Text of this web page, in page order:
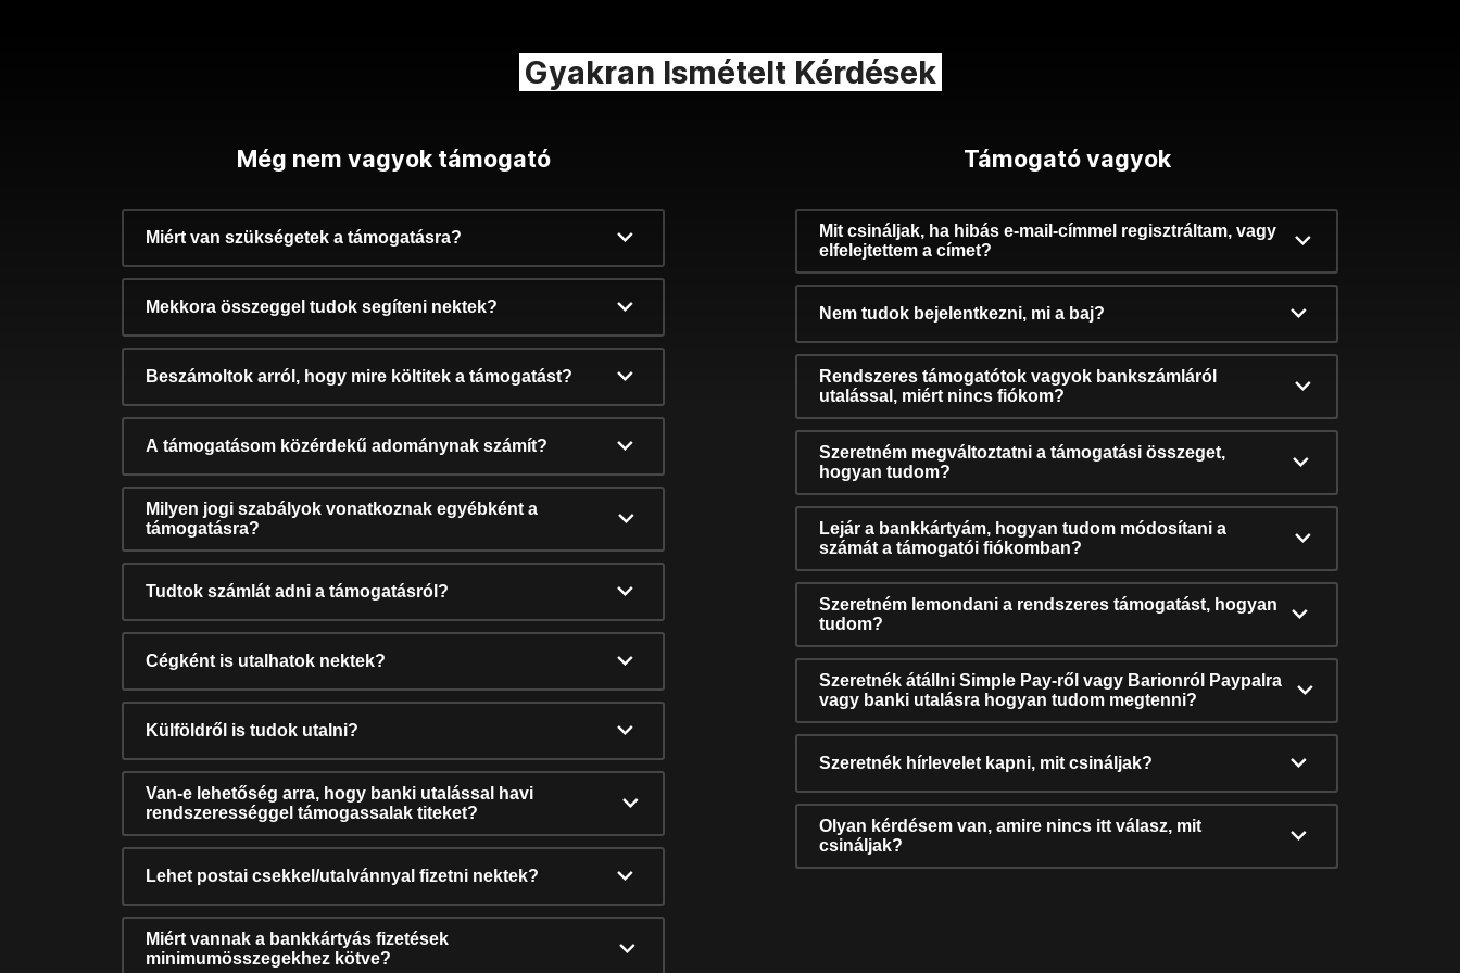
Gyakran Ismételt Kérdések
Még nem vagyok támogató
Miért van szükségetek a támogatásra?
Mekkora összeggel tudok segíteni nektek?
Beszámoltok arról, hogy mire költitek a támogatást?
A támogatásom közérdekű adománynak számít?
Milyen jogi szabályok vonatkoznak egyébként a
támogatásra?
Tudtok számlát adni a támogatásról?
Cégként is utalhatok nektek?
Külföldről is tudok utalni?
Van-e lehetőség arra, hogy banki utalással havi
rendszerességgel támogassalak titeket?
Lehet postai csekkel/utalvánnyal fizetni nektek?
Miért vannak a bankkártyás fizetések
minimumösszegekhez kötve?
Támogató vagyok
Mit csináljak, ha hibás e-mail-címmel regisztráltam, vagy
elfelejtettem a címet?
Nem tudok bejelentkezni, mi a baj?
Rendszeres támogatótok vagyok bankszámláról
utalással, miért nincs fiókom?
Szeretném megváltoztatni a támogatási összeget,
hogyan tudom?
Lejár a bankkártyám, hogyan tudom módosítani a
számát a támogatói fiókomban?
Szeretném lemondani a rendszeres támogatást, hogyan
tudom?
Szeretnék átállni Simple Pay-ről vagy Barionról Paypalra
vagy banki utalásra hogyan tudom megtenni?
Szeretnék hírlevelet kapni, mit csináljak?
Olyan kérdésem van, amire nincs itt válasz, mit
csináljak?